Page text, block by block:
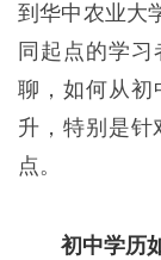
到华中农业大
同起点的学
聊，如何从初
升，特别是针
点。
初中学历